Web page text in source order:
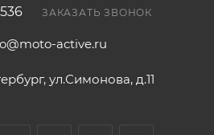
ЗАКАЗАТЬ ЗВОНОК
active.ru
ул.Симонова, д.11